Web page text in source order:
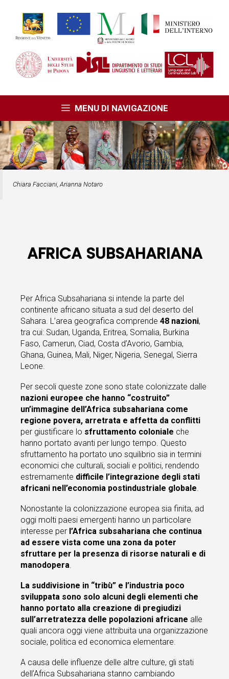
contenuto
MENU DI NAVIGAZIONE
Chiara Facciani,Arianna Notaro
AFRICA SUBSAHARIANA
Per Africa Subsahariana si intende la parte del
continente africano situata a sud del deserto del
Sahara. L’area geografica comprende 48 nazioni,
tra cui: Sudan, Uganda, Eritrea, Somalia, Burkina
Faso, Camerun, Ciad, Costa d’Avorio, Gambia,
Ghana, Guinea, Mali, Niger, Nigeria, Senegal, Sierra
Leone.
Per secoli queste zone sono state colonizzate dalle
nazioni europee che hanno “costruito”
un’immagine dell’Africa subsahariana come
regione povera, arretrata e affetta da conflitti
per giustificare lo sfruttamento coloniale che
hanno portato avanti per lungo tempo. Questo
sfruttamento ha portato uno squilibrio sia in termini
economici che culturali, sociali e politici, rendendo
estremamente difficile l’integrazione degli stati
africani nell’economia postindustriale globale
Nonostante la colonizzazione europea sia finita, ad
oggi molti paesi emergenti hanno un particolare
interesse per l’Africa subsahariana che continua
ad essere vista come una zona da poter
sfruttare per la presenza di risorse naturali e di
manodopera
La suddivisione in “tribù” e l’industria poco
sviluppata sono solo alcuni degli elementi che
hanno portato alla creazione di pregiudizi
sull’arretratezza delle popolazioni africane alle
quali ancora oggi viene attribuita una organizzazione
sociale, politica ed economica elementare.
A causa delle influenze delle altre culture, gli stati
dell’Africa Subsahariana stanno cambiando